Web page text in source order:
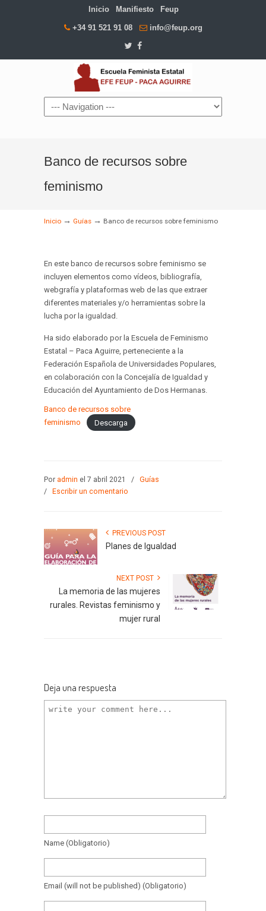
Inicio Manifiesto Feup
+34 91 521 91 08 info@feup.org
Navigation
Banco de recursos sobre
feminismo
Inicio → Guías → Banco de recursos sobre feminismo
En este banco de recursos sobre feminismo se
incluyen elementos como vídeos, bibliografía,
webgrafía y plataformas web de las que extraer
diferentes materiales y/o herramientas sobre la
lucha por la igualdad.
Ha sido elaborado por la Escuela de Feminismo
Estatal – Paca Aguirre, perteneciente a la
Federación Española de Universidades Populares,
en colaboración con la Concejalía de Igualdad y
Educación del Ayuntamiento de Dos Hermanas.
Banco de recursos sobre
feminismo
Descarga
Por admin el 7 abril 2021 /
Guías
/ Escribir un comentario
PREVIOUS POST
Planes de Igualdad
NEXT POST
La memoria de las mujeres
rurales. Revistas feminismo y
mujer rural
Deja una respuesta
Name (obligatorio)
Email (will not be published) (obligatorio)